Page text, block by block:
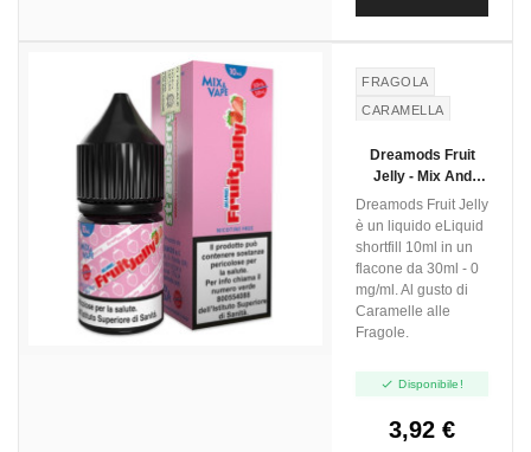
FRAGOLA
CARAMELLA
Dreamods Fruit
Jelly - Mix And
Vape - 10ml
Dreamods Fruit Jelly
è un liquido eLiquid
shortfill 10ml in un
flacone da 30ml - 0
mg/ml. Al gusto di
Caramelle alle
Fragole.
 Disponibile!
3,92 €